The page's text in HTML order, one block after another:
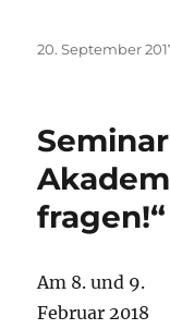
Veröffentlicht
20. September
fragen!“
Am 8. und 9.
Februar 2018